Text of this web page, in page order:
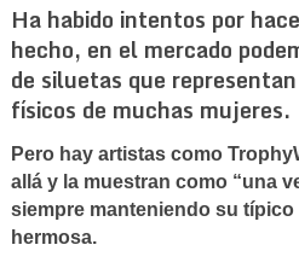
Ha habido intentos por
hecho, en el mercado
de siluetas que
físicos de muchas mujeres.
Pero hay artistas como
allá y la muestran como “una
siempre manteniendo su
hermosa.